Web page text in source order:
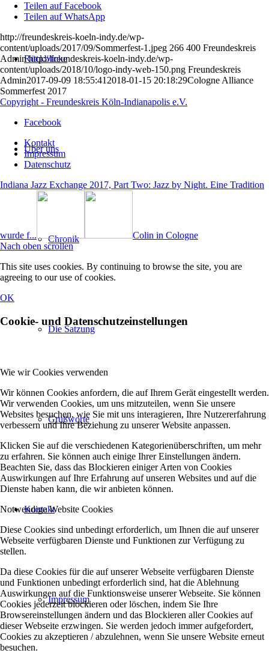
Rückblicke
Über uns
Chronik
Die Satzung
Grußworte
Kontakt
Impressum
Teilen auf Facebook
Teilen auf WhatsApp
http://freundeskreis-koeln-indy.de/wp-
content/uploads/2017/09/Sommerfest-1.jpeg 266 400 Freundeskreis
Admin http://freundeskreis-koeln-indy.de/wp-
content/uploads/2018/10/logo-indy-web-150.png Freundeskreis
Admin2017-09-09 18:55:41 2018-01-15 20:18:29Cologne Alliance
Sommerfest 2017
Copyright - Freundeskreis Köln-Indianapolis e.V.
Facebook
Kontakt
Impressum
Datenschutz
Indiana Jazz Exchange 2017, Part Two: Jazz by Night. Eine Tradition
wurde f...
Colin in Cologne
Nach oben scrollen
This site uses cookies. By continuing to browse the site, you are
agreeing to our use of cookies.
OK
Cookie- und Datenschutzeinstellungen
Wie wir Cookies verwenden
Wir können Cookies anfordern, die auf Ihrem Gerät eingestellt werden.
Wir verwenden Cookies, um uns mitzuteilen, wenn Sie unsere
Websites besuchen, wie Sie mit uns interagieren, Ihre Nutzererfahrung
verbessern und Ihre Beziehung zu unserer Website anpassen.
Klicken Sie auf die verschiedenen Kategorienüberschriften, um mehr
zu erfahren. Sie können auch einige Ihrer Einstellungen ändern.
Beachten Sie, dass das Blockieren einiger Arten von Cookies
Auswirkungen auf Ihre Erfahrung auf unseren Websites und auf die
Dienste haben kann, die wir anbieten können.
Notwendige Website Cookies
Diese Cookies sind unbedingt erforderlich, um Ihnen die auf unserer
Webseite verfügbaren Dienste und Funktionen zur Verfügung zu
stellen.
Da diese Cookies für die auf unserer Webseite verfügbaren Dienste
und Funktionen unbedingt erforderlich sind, hat die Ablehnung
Auswirkungen auf die Funktionsweise unserer Webseite. Sie können
Cookies jederzeit blockieren oder löschen, indem Sie Ihre
Browsereinstellungen ändern und das Blockieren aller Cookies auf
dieser Webseite erzwingen. Sie werden jedoch immer aufgefordert,
Cookies zu akzeptieren / abzulehnen, wenn Sie unsere Website erneut
besuchen.